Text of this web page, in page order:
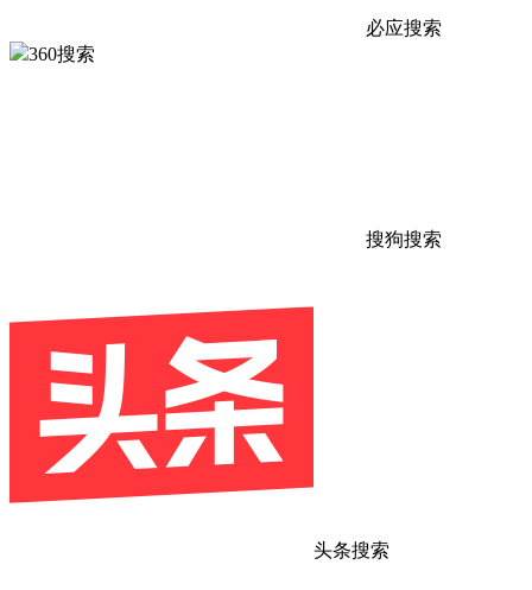
必应搜索
360搜索
搜狗搜索
头条搜索